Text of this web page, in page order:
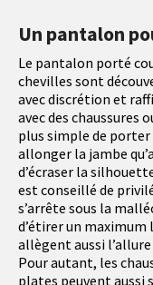
Un pantalon
Le pantalon porté
chevilles sont
avec discrétion et
avec des chaussures
plus simple de porter
allonger la jambe
d’écraser la
est conseillé de
s’arrête sous la
d’étirer un maximum
allègent aussi
Pour autant, les
plates peuvent aussi